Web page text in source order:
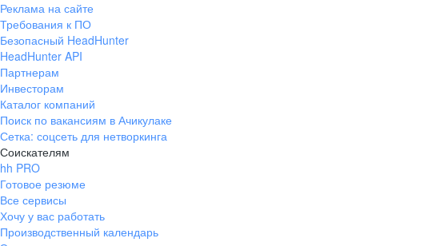
Реклама на сайте
Требования к ПО
Безопасный HeadHunter
HeadHunter API
Партнерам
Инвесторам
Каталог компаний
Поиск по вакансиям в Ачикулаке
Сетка: соцсеть для нетворкинга
Соискателям
hh PRO
Готовое резюме
Все сервисы
Хочу у вас работать
Производственный календарь